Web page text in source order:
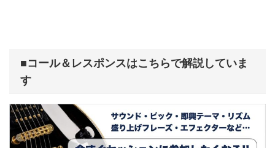
■コール＆レスポンスはこちらで解説していま
す